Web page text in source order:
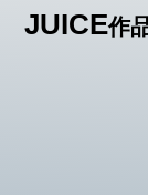
JUICE作